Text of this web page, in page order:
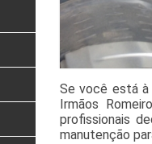
Se você está à
Irmãos
profissionais
manutenção